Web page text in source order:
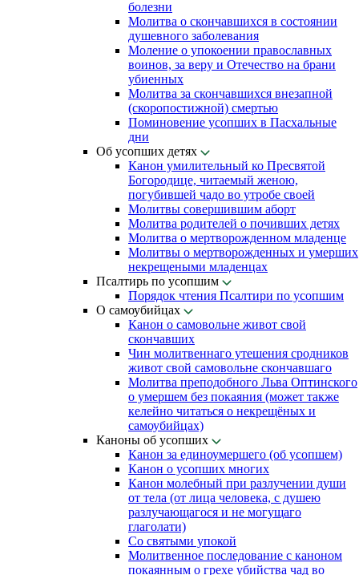
болезни
Молитва о скончавшихся в состоянии
душевного заболевания
Моление о упокоении православных
воинов, за веру и Отечество на брани
убиенных
Молитва за скончавшихся внезапной
(скоропостижной) смертью
Поминовение усопших в Пасхальные
дни
Об усопших детях
Канон умилительный ко Пресвятой
Богородице, читаемый женою,
погубившей чадо во утробе своей
Молитвы совершившим аборт
Молитва родителей о почивших детях
Молитва о мертворожденном младенце
Молитвы о мертворожденных и умерших
некрещеными младенцах
Псалтирь по усопшим
Порядок чтения Псалтири по усопшим
О самоубийцах
Канон о самовольне живот свой
скончавших
Чин молитвеннаго утешения сродников
живот свой самовольне скончавшаго
Молитва преподобного Льва Оптинского
о умершем без покаяния (может также
келейно читаться о некрещёных и
самоубийцах)
Каноны об усопших
Канон за единоумершего (об усопшем)
Канон о усопших многих
Канон молебный при разлучении души
от тела (от лица человека, с душею
разлучающагося и не могущаго
глаголати)
Со святыми упокой
Молитвенное последование с каноном
покаянным о грехе убийства чад во